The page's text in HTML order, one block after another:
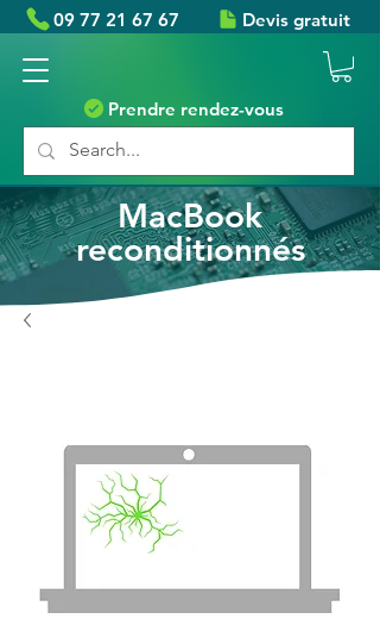
09 77 21 67 67 Devis gratuit
Prendre rendez-vous
MacBook
reconditionnés